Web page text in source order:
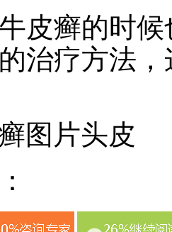
皮癣的时
治疗方法
图片头皮